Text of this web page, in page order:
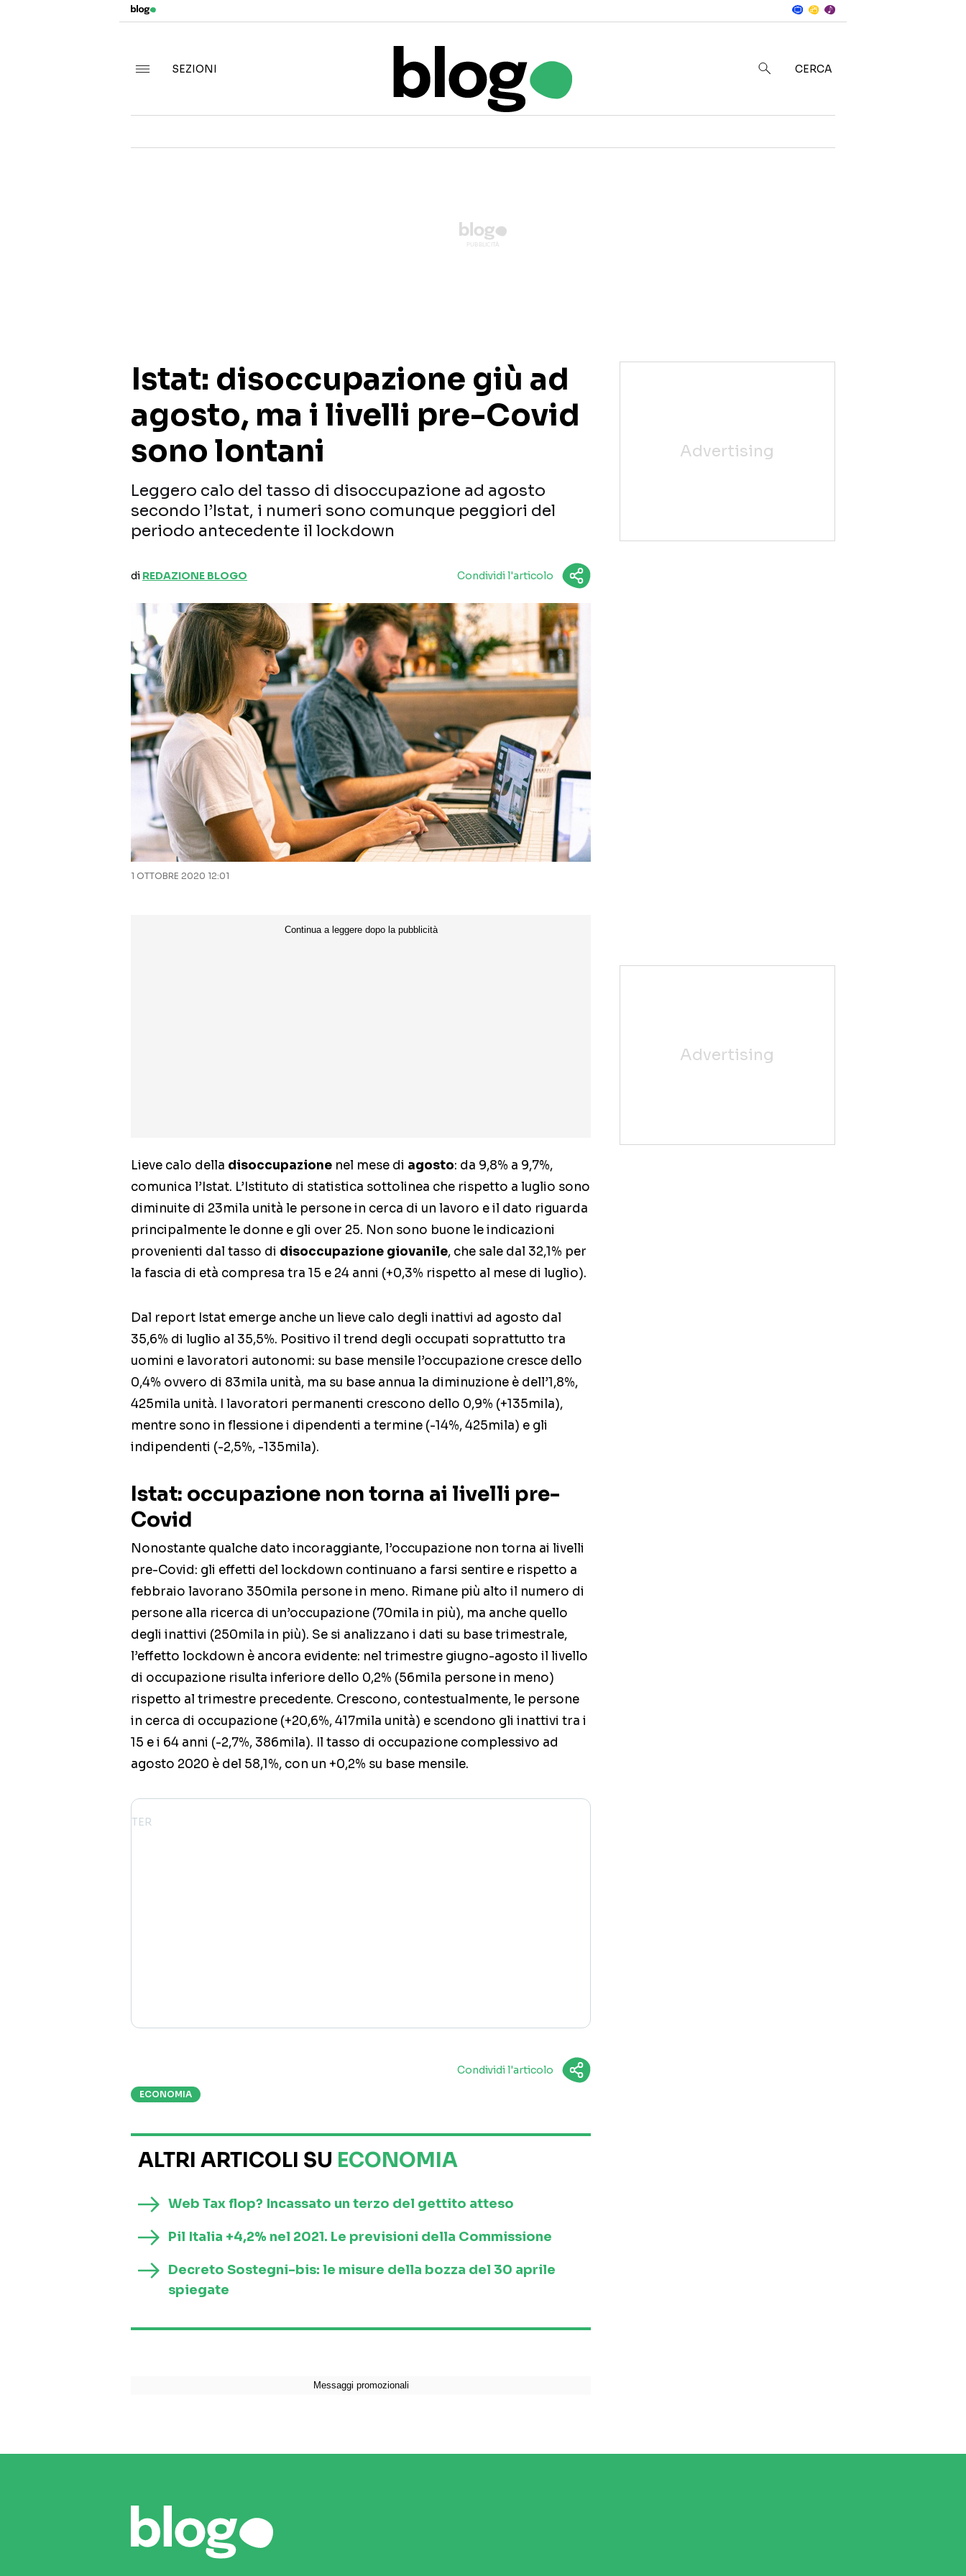
SEZIONI
CERCA
Istat: disoccupazione giù ad
agosto, ma i livelli pre-Covid
sono lontani
Leggero calo del tasso di disoccupazione ad agosto
secondo l’Istat, i numeri sono comunque peggiori del
periodo antecedente il lockdown
di REDAZIONE BLOGO Condividi l'articolo
1 OTTOBRE 2020 12:01
Lieve calo della disoccupazione nel mese di agosto: da 9,8% a 9,7%,
comunica l’Istat. L’Istituto di statistica sottolinea che rispetto a luglio sono
diminuite di 23mila unità le persone in cerca di un lavoro e il dato riguarda
principalmente le donne e gli over 25. Non sono buone le indicazioni
provenienti dal tasso di disoccupazione giovanile, che sale dal 32,1% per
la fascia di età compresa tra 15 e 24 anni (+0,3% rispetto al mese di luglio).
Dal report Istat emerge anche un lieve calo degli inattivi ad agosto dal
35,6% di luglio al 35,5%. Positivo il trend degli occupati soprattutto tra
uomini e lavoratori autonomi: su base mensile l’occupazione cresce dello
0,4% ovvero di 83mila unità, ma su base annua la diminuzione è dell’1,8%,
425mila unità. I lavoratori permanenti crescono dello 0,9% (+135mila),
mentre sono in flessione i dipendenti a termine (-14%, 425mila) e gli
indipendenti (-2,5%, -135mila).
Istat: occupazione non torna ai livelli pre-
Covid
Nonostante qualche dato incoraggiante, l’occupazione non torna ai livelli
pre-Covid: gli effetti del lockdown continuano a farsi sentire e rispetto a
febbraio lavorano 350mila persone in meno. Rimane più alto il numero di
persone alla ricerca di un’occupazione (70mila in più), ma anche quello
degli inattivi (250mila in più). Se si analizzano i dati su base trimestrale,
l’effetto lockdown è ancora evidente: nel trimestre giugno-agosto il livello
di occupazione risulta inferiore dello 0,2% (56mila persone in meno)
rispetto al trimestre precedente. Crescono, contestualmente, le persone
in cerca di occupazione (+20,6%, 417mila unità) e scendono gli inattivi tra i
15 e i 64 anni (-2,7%, 386mila). Il tasso di occupazione complessivo ad
agosto 2020 è del 58,1%, con un +0,2% su base mensile.
Condividi l'articolo
ECONOMIA
ALTRI ARTICOLI SU ECONOMIA
Web Tax flop? Incassato un terzo del gettito atteso
Pil Italia +4,2% nel 2021. Le previsioni della Commissione
Decreto Sostegni-bis: le misure della bozza del 30 aprile
spiegate